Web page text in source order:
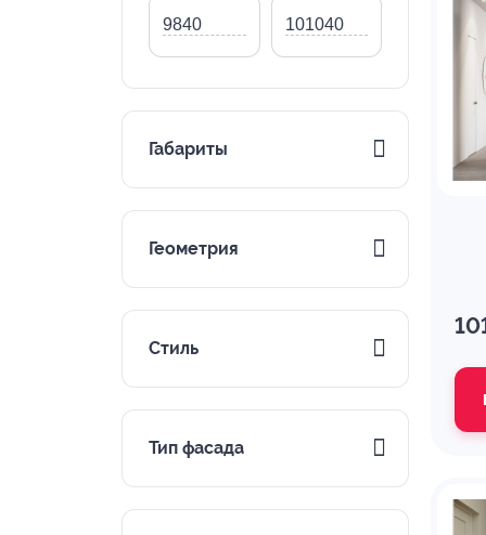
Габариты
Геометрия
Стиль
Тип фасада